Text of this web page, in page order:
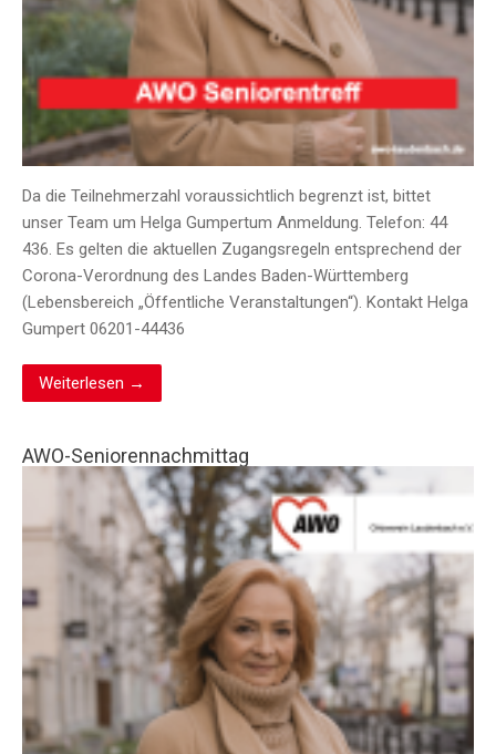
Da die Teilnehmerzahl voraussichtlich begrenzt ist, bittet
unser Team um Helga Gumpertum Anmeldung. Telefon: 44
436. Es gelten die aktuellen Zugangsregeln entsprechend der
Corona-Verordnung des Landes Baden-Württemberg
(Lebensbereich „Öffentliche Veranstaltungen“). Kontakt Helga
Gumpert 06201-44436
Weiterlesen →
AWO-Seniorennachmittag